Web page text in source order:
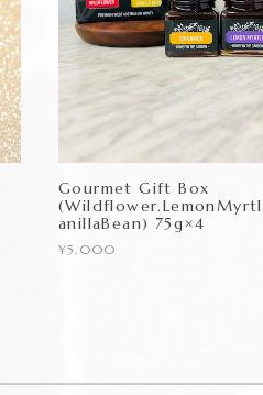
Gourmet Gift Box
anillaBean) 75g×4
¥5,000